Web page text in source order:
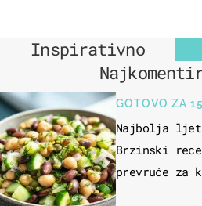
Inspirativno
GOTOVO ZA
Najbolja
Brzinski
prevruće za